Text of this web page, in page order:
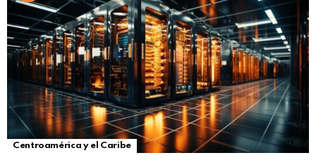
Centroamérica y el Caribe